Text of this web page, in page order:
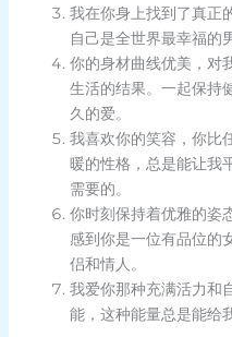
我在你身上找到了真正
自己是全世界最幸福的
你的身材曲线优美，对
生活的结果。一起保持
久的爱。
我喜欢你的笑容，你比
暖的性格，总是能让我
需要的。
你时刻保持着优雅的姿
感到你是一位有品位的
侣和情人。
我爱你那种充满活力和
能，这种能量总是能给